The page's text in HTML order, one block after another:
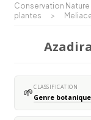
Conservation Nature
plantes
>
🌱CLASSIFICATION
Genre botanique